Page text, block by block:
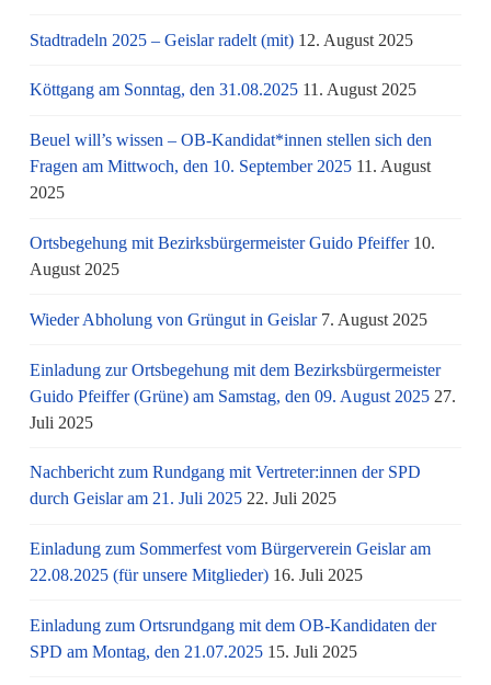
Stadtradeln 2025 – Geislar radelt (mit) 12. August 2025
Köttgang am Sonntag, den 31.08.2025 11. August 2025
Beuel will’s wissen – OB-Kandidat*innen stellen sich den
Fragen am Mittwoch, den 10. September 2025 11. August
2025
Ortsbegehung mit Bezirksbürgermeister Guido Pfeiffer 10.
August 2025
Wieder Abholung von Grüngut in Geislar 7. August 2025
Einladung zur Ortsbegehung mit dem Bezirksbürgermeister
Guido Pfeiffer (Grüne) am Samstag, den 09. August 2025 27.
Juli 2025
Nachbericht zum Rundgang mit Vertreter:innen der SPD
durch Geislar am 21. Juli 2025 22. Juli 2025
Einladung zum Sommerfest vom Bürgerverein Geislar am
22.08.2025 (für unsere Mitglieder) 16. Juli 2025
Einladung zum Ortsrundgang mit dem OB-Kandidaten der
SPD am Montag, den 21.07.2025 15. Juli 2025